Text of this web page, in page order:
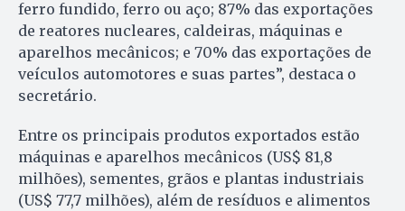
ferro fundido, ferro ou aço; 87% das exportações
de reatores nucleares, caldeiras, máquinas e
aparelhos mecânicos; e 70% das exportações de
veículos automotores e suas partes”, destaca o
secretário.
Entre os principais produtos exportados estão
máquinas e aparelhos mecânicos (US$ 81,8
milhões), sementes, grãos e plantas industriais
(US$ 77,7 milhões), além de resíduos e alimentos